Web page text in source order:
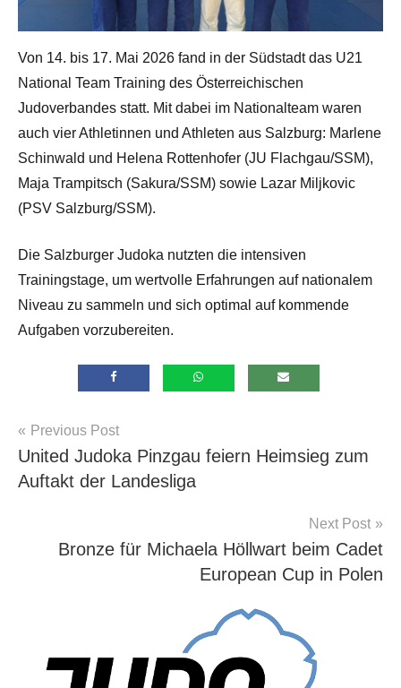
Von 14. bis 17. Mai 2026 fand in der Südstadt das U21
National Team Training des Österreichischen
Judoverbandes statt. Mit dabei im Nationalteam waren
auch vier Athletinnen und Athleten aus Salzburg: Marlene
Schinwald und Helena Rottenhofer (JU Flachgau/SSM),
Maja Trampitsch (Sakura/SSM) sowie Lazar Miljkovic
(PSV Salzburg/SSM).
Die Salzburger Judoka nutzten die intensiven
Trainingstage, um wertvolle Erfahrungen auf nationalem
Niveau zu sammeln und sich optimal auf kommende
Aufgaben vorzubereiten.
Allgemein
Beitragsnavigation
Previous Post
United Judoka Pinzgau feiern Heimsieg zum
Auftakt der Landesliga
Next Post
Bronze für Michaela Höllwart beim Cadet
European Cup in Polen